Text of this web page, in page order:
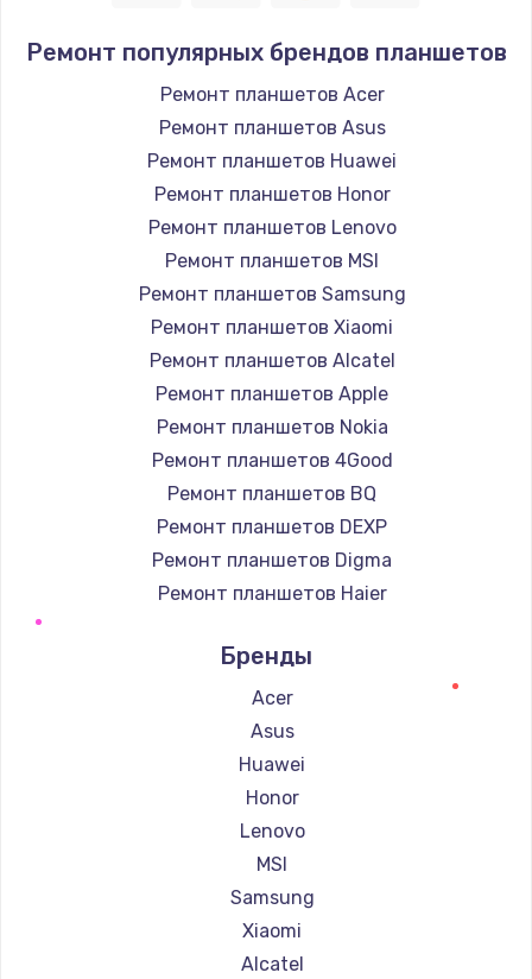
Ремонт популярных брендов планшетов
Ремонт планшетов Acer
Ремонт планшетов Asus
Ремонт планшетов Huawei
Ремонт планшетов Honor
Ремонт планшетов Lenovo
Ремонт планшетов MSI
Ремонт планшетов Samsung
Ремонт планшетов Xiaomi
Ремонт планшетов Alcatel
Ремонт планшетов Apple
Ремонт планшетов Nokia
Ремонт планшетов 4Good
Ремонт планшетов BQ
Ремонт планшетов DEXP
Ремонт планшетов Digma
Ремонт планшетов Haier
Ремонт планшетов Prestigio
Ремонт планшетов Microsoft
Ремонт планшетов BlackView
Ремонт планшетов Amazon
Ремонт планшетов Aquarius
Ремонт планшетов Philips
Ремонт планшетов Dell
Ремонт планшетов HP
Ремонт планшетов Getac
Ремонт планшетов ZTE
Бренды
Acer
Asus
Huawei
Honor
Lenovo
MSI
Samsung
Xiaomi
Alcatel